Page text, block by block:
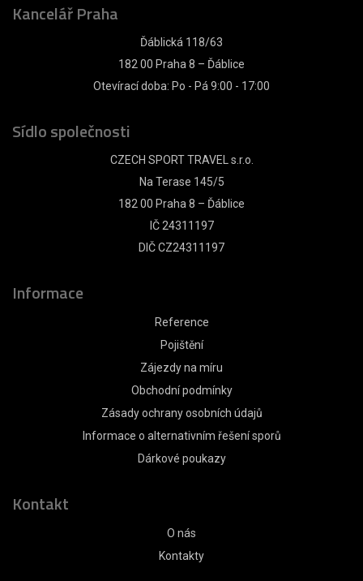
Kancelář Praha
Ďáblická 118/63
182 00 Praha 8 – Ďáblice
Otevírací doba: Po - Pá 9:00 - 17:00
Sídlo společnosti
CZECH SPORT TRAVEL s.r.o.
Na Terase 145/5
182 00 Praha 8 – Ďáblice
IČ 24311197
DIČ CZ24311197
Informace
Reference
Pojištění
Zájezdy na míru
Obchodní podmínky
Zásady ochrany osobních údajů
Informace o alternativním řešení sporů
Dárkové poukazy
Kontakt
O nás
Kontakty